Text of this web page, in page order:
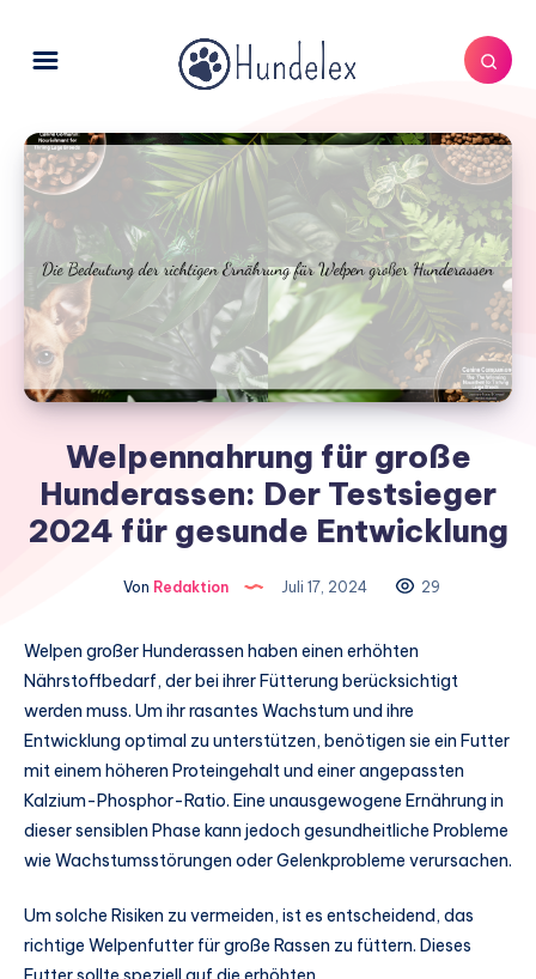
Welpennahrung für große
Hunderassen: Der Testsieger
2024 für gesunde Entwicklung
Von Redaktion Juli 17, 2024 29
Welpen großer Hunderassen haben einen erhöhten
Nährstoffbedarf, der bei ihrer Fütterung berücksichtigt
werden muss. Um ihr rasantes Wachstum und ihre
Entwicklung optimal zu unterstützen, benötigen sie ein Futter
mit einem höheren Proteingehalt und einer angepassten
Kalzium-Phosphor-Ratio. Eine unausgewogene Ernährung in
dieser sensiblen Phase kann jedoch gesundheitliche Probleme
wie Wachstumsstörungen oder Gelenkprobleme verursachen.
Um solche Risiken zu vermeiden, ist es entscheidend, das
richtige Welpenfutter für große Rassen zu füttern. Dieses